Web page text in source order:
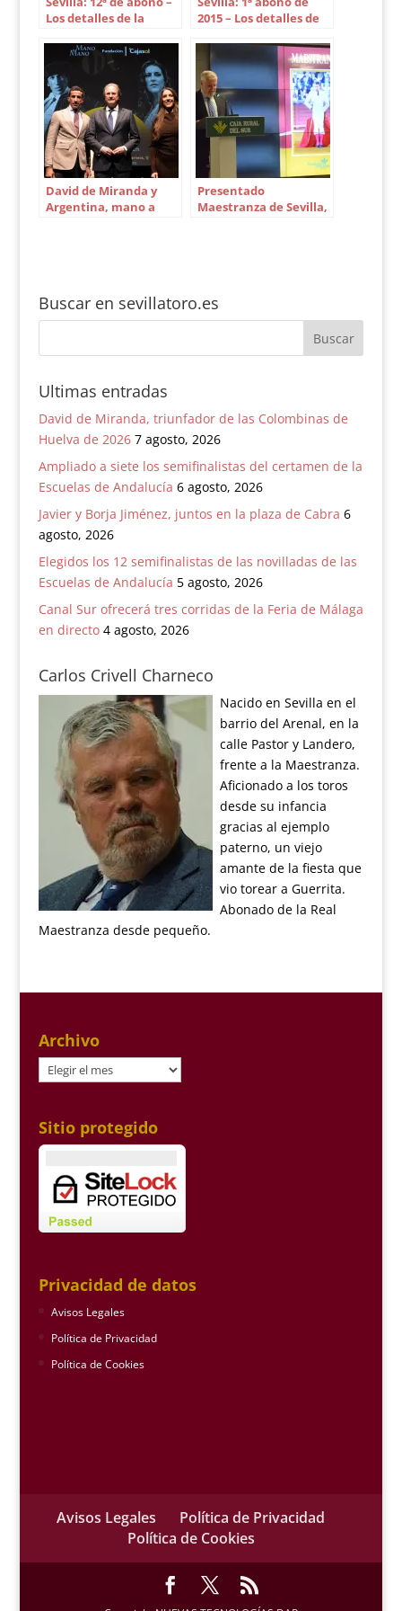
Los detalles de la
2015 – Los detalles de
David de Miranda y
Argentina, mano a
Presentado
Maestranza de Sevilla,
Buscar en sevillatoro.es
Ultimas entradas
David de Miranda, triunfador de las Colombinas de
Huelva de 2026 7 agosto, 2026
Ampliado a siete los semifinalistas del certamen de la
Escuelas de Andalucía 6 agosto, 2026
Javier y Borja Jiménez, juntos en la plaza de Cabra 6
agosto, 2026
Elegidos los 12 semifinalistas de las novilladas de las
Escuelas de Andalucía 5 agosto, 2026
Canal Sur ofrecerá tres corridas de la Feria de Málaga
en directo 4 agosto, 2026
Carlos Crivell Charneco
Nacido en Sevilla en el
barrio del Arenal, en la
calle Pastor y Landero,
frente a la Maestranza.
Aficionado a los toros
desde su infancia
gracias al ejemplo
paterno, un viejo
amante de la fiesta que
vio torear a Guerrita.
Abonado de la Real
Maestranza desde pequeño.
Archivo
Archivo
Sitio protegido
Privacidad de datos
Avisos Legales
Política de Privacidad
Política de Cookies
Avisos Legales
Política de Privacidad
Política de Cookies